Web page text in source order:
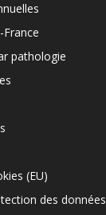
France
pathologie
(EU)
des données